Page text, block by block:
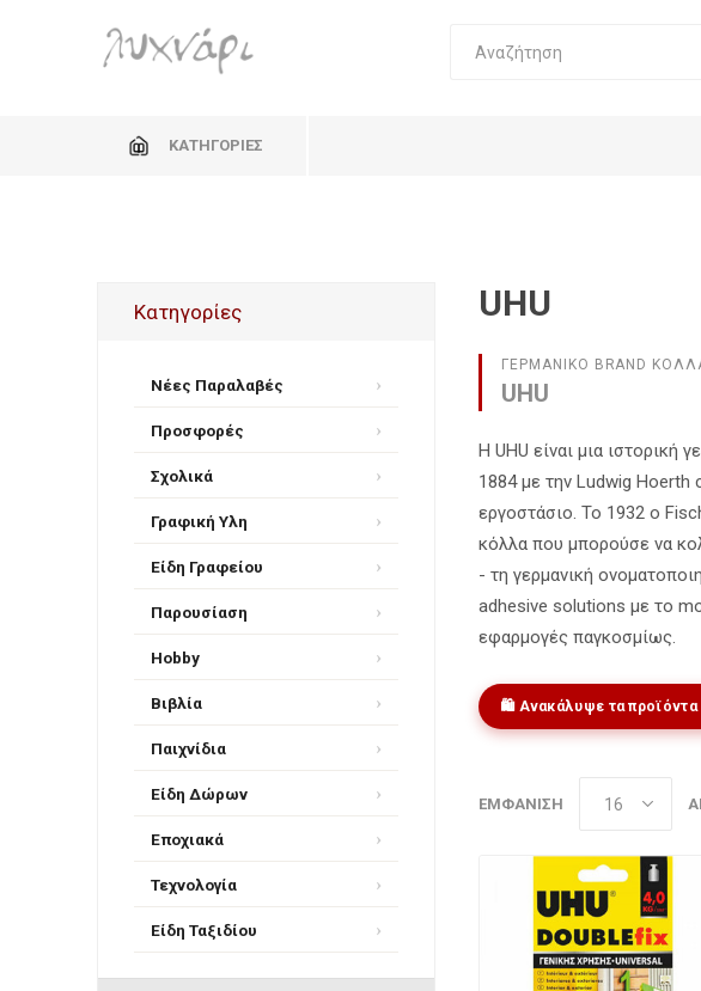
ΚΑΤΗΓΟΡΊΕΣ
UHU
ΓΕΡΜΑΝΙΚΟ BRAND
UHU
Η UHU είναι μια ιστορική
1884 με την Ludwig
εργοστάσιο. Το 1932 ο
κόλλα που μπορούσε να
- τη γερμανική
adhesive solutions με το
εφαρμογές παγκοσμίως.
🛍️ Ανακάλυψε τα προϊόντα
ΕΜΦΆΝΙΣΗ
Κατηγορίες
Νέες Παραλαβές
Προσφορές
Σχολικά
Γραφική Υλη
Είδη Γραφείου
Παρουσίαση
Hobby
Βιβλία
Παιχνίδια
Είδη Δώρων
Εποχιακά
Τεχνολογία
Είδη Ταξιδίου